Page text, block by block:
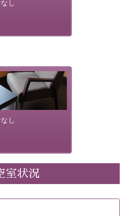
利用が可能な上、 安心安全にご
ております。
---
ティをご用意
ェックアウト10時
し
し
ご朝食を付ける場
きのプランをお選
ませ。
室状況